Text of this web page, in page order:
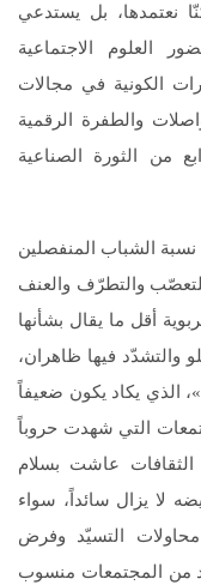
نعتمدها، بل يستدعي
العلوم الاجتماعية
الكونية في مجالات
والطفرة الرقمية
من الثورة الصناعية
نسبة الشباب المنفصلين
والتطرّف والعنف
أقل ما يقال بشأنها
والتشدّد فيها ظاهران،
الذي يكاد يكون ضعيفاً
التي شهدت حروباً
عاشت بسلام
لا يزال سائداً، سواء
محاولات التسيّد وفرض
من المجتمعات منسوب